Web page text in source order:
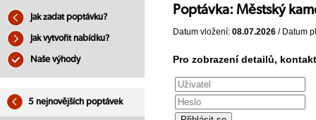
Jak zadat poptávku?
Jak vytvořit nabídku?
Naše výhody
5 nejnovějších poptávek
Poptávka: Městský
Datum vložení: 08.07.2026 / Datum
Pro zobrazení detailů,